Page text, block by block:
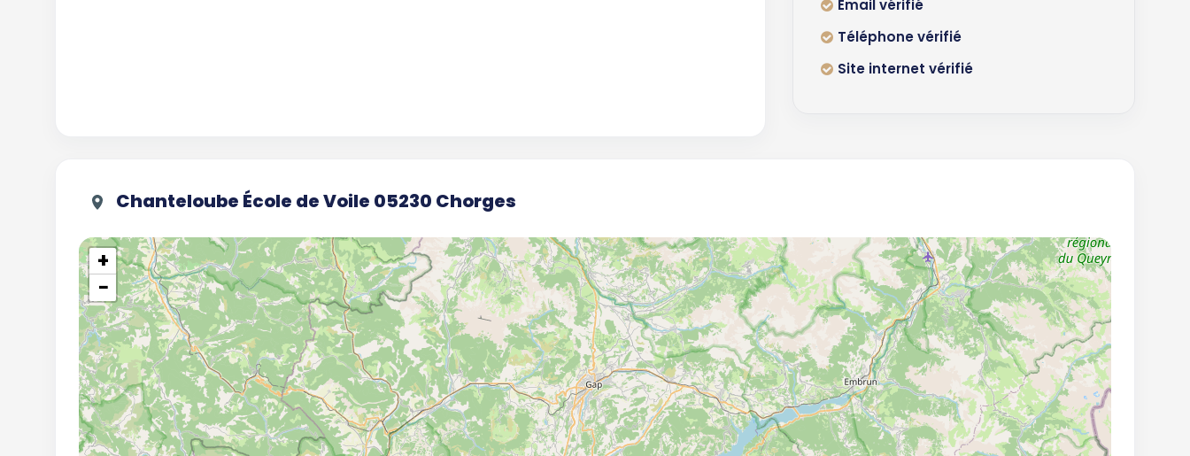
Email vérifié
Téléphone vérifié
Site internet vérifié
Chanteloube École de Voile 05230 Chorges
+
−